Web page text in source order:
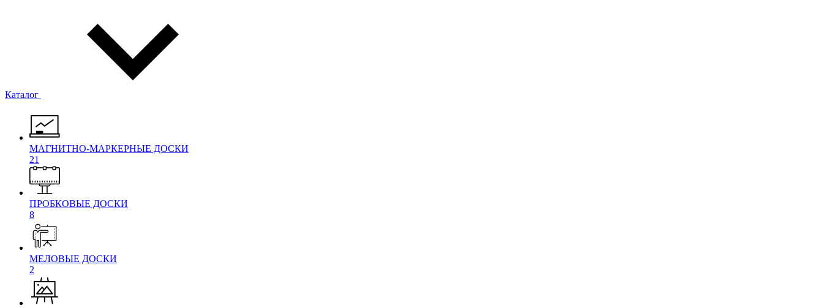
Каталог
МАГНИТНО-МАРКЕРНЫЕ ДОСКИ
21
ПРОБКОВЫЕ ДОСКИ
8
МЕЛОВЫЕ ДОСКИ
2